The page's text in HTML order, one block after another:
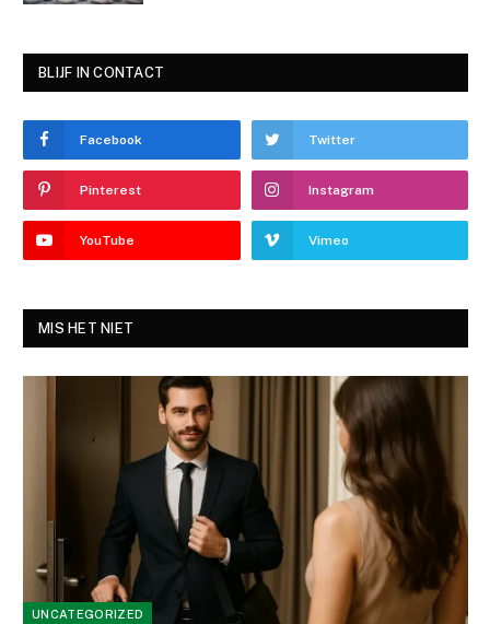
BLIJF IN CONTACT
Facebook Twitter
Pinterest Instagram
YouTube Vimeo
MIS HET NIET
UNCATEGORIZED